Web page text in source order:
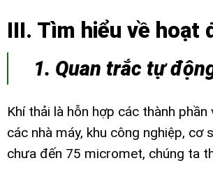
III. Tìm hiểu về hoạt
1. Quan trắc tự
Khí thải là hỗn hợp các thành
các nhà máy, khu công nghiệp,
chưa đến 75 micromet, chúng ta